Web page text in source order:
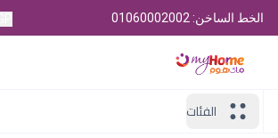
الخط الساخن: 01060002002
الفئات